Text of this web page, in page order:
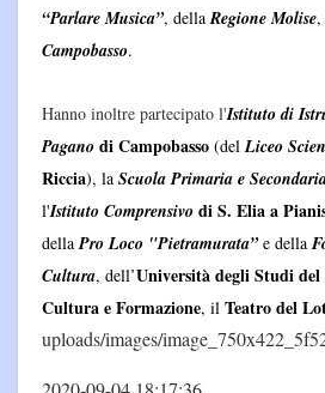
“Parlare Musica”, dellaRegione Molise,
Campobasso.
Hanno inoltre partecipato l'Istituto di
Pagano di Campobasso (delLiceo
Riccia), la Scuola Primaria e
l'Istituto Comprensivo di S. Elia a
dellaPro Loco "Pietramurata”e della
Cultura, dell’Università degli Studi del
Cultura e Formazione, il Teatro del
uploads/images/